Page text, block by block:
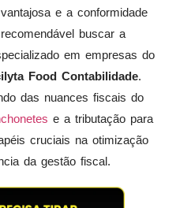
e a conformidade
buscar a
em empresas do
Food Contabilidade.
das nuances fiscais do
e a tributação para
cruciais na otimização
da gestão fiscal.